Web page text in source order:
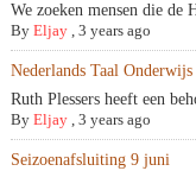
We zoeken mensen die de
By Eljay , 3 years ago
Nederlands Taal
Ruth Plessers heeft een
By Eljay , 3 years ago
Seizoenafsluiting 9 juni